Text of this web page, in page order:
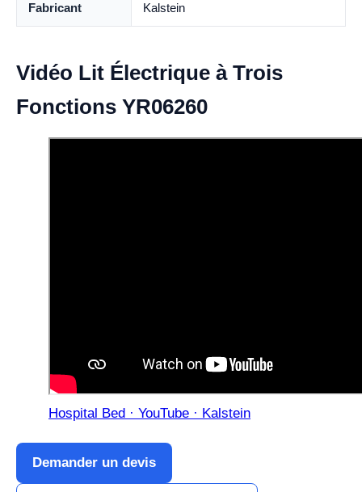
Fabricant Kalstein
Vidéo Lit Électrique à Trois
Fonctions YR06260
Hospital Bed · YouTube · Kalstein
Demander un devis